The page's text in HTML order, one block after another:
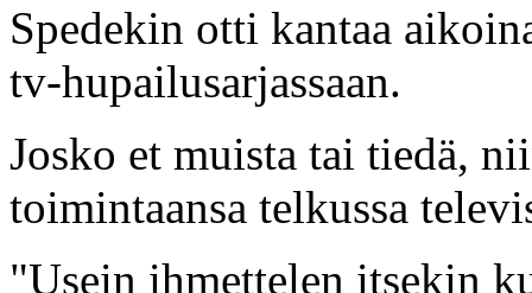
Spedekin otti kantaa
tv-hupailusarjassaan.
Josko et muista tai tiedä,
toimintaansa telkussa
"Usein ihmettelen itsekin